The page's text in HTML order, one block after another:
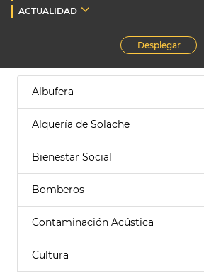
ACTUALIDAD
Desplegar
Albufera
Alquería de Solache
Bienestar Social
Bomberos
Contaminación Acústica
Cultura